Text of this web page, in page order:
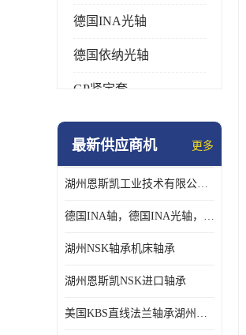
德国INA光轴
德国依纳光轴
GP紧定套
SKF轴承
日本NSK进口轴承
德国INA进口轴承
最新供应商机 更多
湖州恩斯凯工业技术有限公司 湖州NSK轴承
德国INA轴，德国INA光轴，德国依纳光轴
湖州NSK轴承机床轴承
湖州恩斯凯NSK进口轴承
美国KBS直线法兰轴承湖州KBS轴承